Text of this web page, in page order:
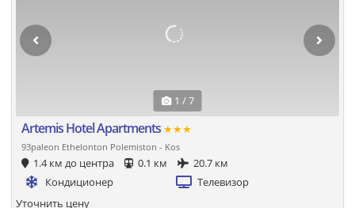
1 / 7
Artemis Hotel Apartments ★★★
93paleon Ethelonton Polemiston - Kos
1.4 км до центра 0.1 км
20.7 км
Кондиционер
Телевизор
Уточнить цену